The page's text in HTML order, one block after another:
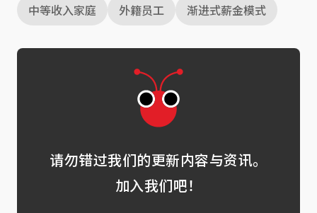
中等收入家庭
外籍员工 渐进式薪金模式
请勿错过我们的更新内容与资讯。
加入我们吧！